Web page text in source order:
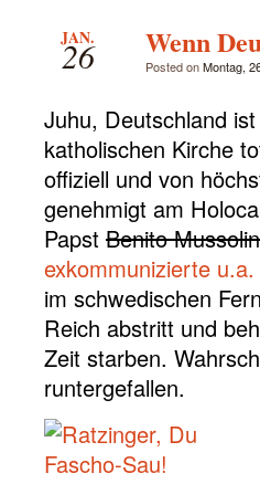
JAN.
26 Wenn
Posted onMontag,
Juhu, Deutschland
katholischen Kirche
offiziell und von
genehmigt am
Papst Benito
exkommunizierte
im schwedischen
Reich abstritt und
Zeit starben.
runtergefallen.